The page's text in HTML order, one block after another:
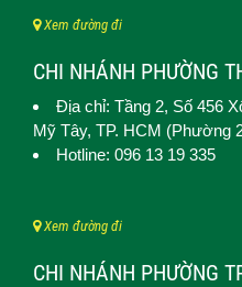
Xem đường đi
CHI NHÁNH PHƯỜNG
Địa chỉ: Tầng 2, Số 456
Mỹ Tây, TP. HCM (Phường
Hotline: 096 13 19 335
Xem đường đi
CHI NHÁNH PHƯỜNG